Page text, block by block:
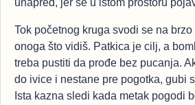
Tok početnog kruga svodi se na
onoga što vidiš. Patkica je cilj, a
treba pustiti da prođe bez pucanja.
do ivice i nestane pre pogotka, gubi
Ista kazna sledi kada metak pogodi